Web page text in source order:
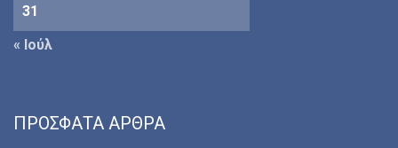
31
« Ιούλ
ΠΡΌΣΦΑΤΑ ΆΡΘΡΑ